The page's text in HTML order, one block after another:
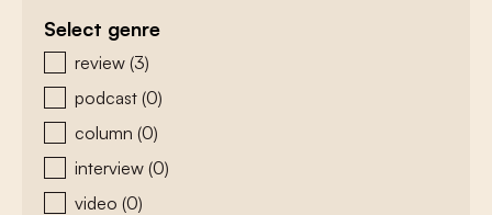
Select genre
zoeken - genre
review (3)
podcast (0)
column (0)
interview (0)
video (0)